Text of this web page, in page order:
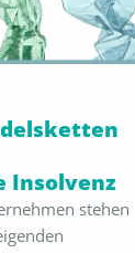
zeigt
Insolvenz
stehen